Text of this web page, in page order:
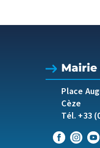
Mairie
Place
Cèze
Tél. +33